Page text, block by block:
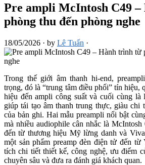
Pre ampli McIntosh C49
phòng thu đến phòng nghe
18/05/2026 · by Lê Tuấn ·
Trong thế giới âm thanh hi-end,
trọng, đó là “trung tâm điều phối” tín hiệu,
hiệu đến ampli công suất và cuối cùng là
giúp tái tạo âm thanh trung thực, giàu chi
của bản ghi. Hai mẫu preampli nổi bật
mà nhiều audiophile cân nhắc là McIntosh
đến từ thương hiệu Mỹ lừng danh và
một sản phẩm preamp đèn điện tử đến
tích chi tiết thiết kế, công nghệ, ưu điểm
chuyên sâu và đưa ra đánh giá khách quan.